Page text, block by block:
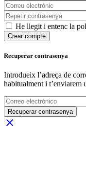
He llegit i entenc la
Crear compte
Recuperar contrasenya
Introdueix l’adreça de
habitualment i t’enviarem
Recuperar contrasenya
close